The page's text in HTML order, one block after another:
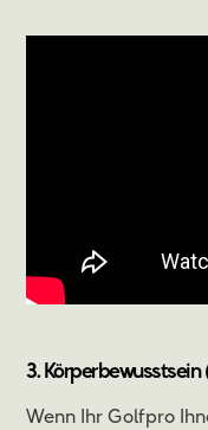
3. Körperbewusstsein
Wenn Ihr Golfpro